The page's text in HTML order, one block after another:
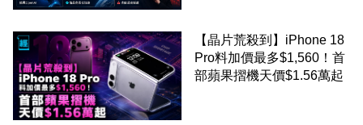
【晶片荒殺到】iPhone 18
Pro料加價最多$1,560！首
部蘋果摺機天價$1.56萬起